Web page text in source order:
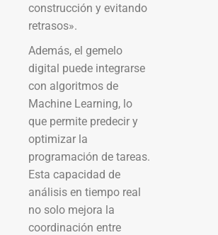
construcción y evitando
retrasos».
Además, el gemelo
digital puede integrarse
con algoritmos de
Machine Learning, lo
que permite predecir y
optimizar la
programación de tareas.
Esta capacidad de
análisis en tiempo real
no solo mejora la
coordinación entre